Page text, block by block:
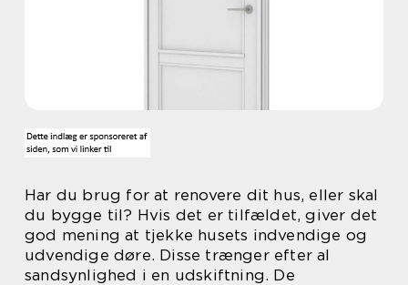
Har du brug for at renovere dit hus, eller skal
du bygge til? Hvis det er tilfældet, giver det
god mening at tjekke husets indvendige og
udvendige døre. Disse trænger efter al
sandsynlighed i en udskiftning. De